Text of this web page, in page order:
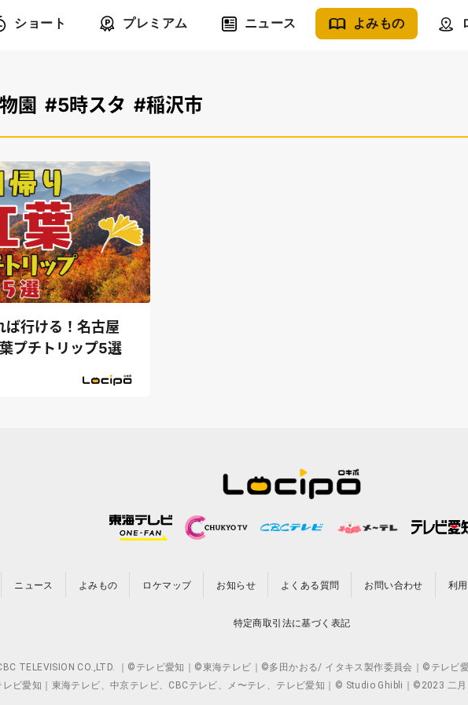
ショート プレミアム ニュース よみもの
園 #5時スタ #稲沢市
ば行ける！名古屋
プチトリップ5選
ニュース よみもの ロケマップ お知らせ よくある質問 お問い合わせ 利
特定商取引法に基づく表記
TELEVISION CO.,LTD. ｜©テレビ愛知｜©東海テレビ｜©多田かおる/ イタキス製作委員会｜©テレビ
レビ愛知｜東海テレビ、中京テレビ、CBCテレビ、メ〜テレ、テレビ愛知｜© Studio Ghibli｜©2023 二